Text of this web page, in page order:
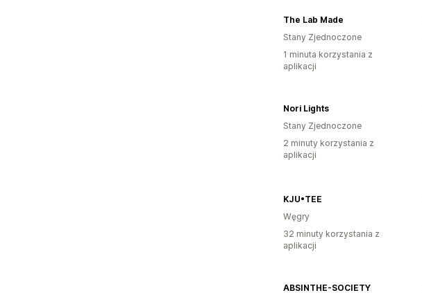
The Lab Made
Stany Zjednoczone
1 minuta korzystania z
aplikacji
Nori Lights
Stany Zjednoczone
2 minuty korzystania z
aplikacji
KJU•TEE
Węgry
32 minuty korzystania z
aplikacji
ABSINTHE-SOCIETY